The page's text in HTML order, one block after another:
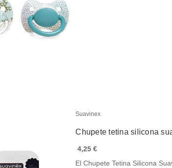
Suavinex
Chupete tetina silicona
4,25 €
El Chupete Tetina Silicona